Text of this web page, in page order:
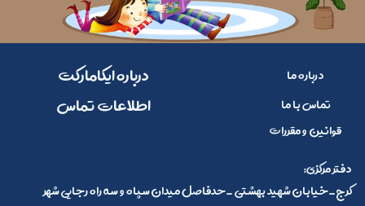
درباره ما
تماس با ما
قوانین و مقررات
​​درباره ایکامارکت
​اطلاعات تماس
کرج_خیابان شهید بهشتی _حدفاصل میدان سپاه و سه راه رجایی شهر
:دفتر مرکزی